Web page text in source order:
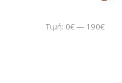
Τιμή: 0€— 190€